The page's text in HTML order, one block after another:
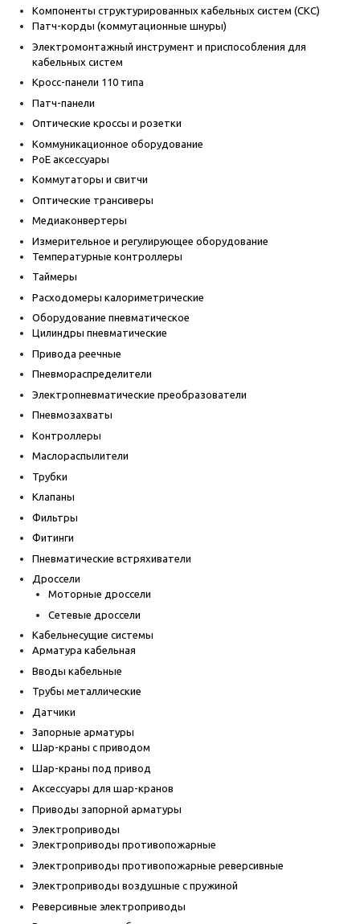
Компоненты структурированных кабельных систем (СКС)
Патч-корды (коммутационные шнуры)
Электромонтажный инструмент и приспособления для
кабельных систем
Кросс-панели 110 типа
Патч-панели
Оптические кроссы и розетки
Коммуникационное оборудование
PoE аксессуары
Коммутаторы и свитчи
Оптические трансиверы
Медиаконвертеры
Измерительное и регулирующее оборудование
Температурные контроллеры
Таймеры
Расходомеры калориметрические
Оборудование пневматическое
Цилиндры пневматические
Привода реечные
Пневмораспределители
Электропневматические преобразователи
Пневмозахваты
Контроллеры
Маслораспылители
Трубки
Клапаны
Фильтры
Фитинги
Пневматические встряхиватели
Дроссели
Моторные дроссели
Сетевые дроссели
Кабельнесущие системы
Арматура кабельная
Вводы кабельные
Трубы металлические
Датчики
Запорные арматуры
Шар-краны с приводом
Шар-краны под привод
Аксессуары для шар-кранов
Приводы запорной арматуры
Электроприводы
Электроприводы противопожарные
Электроприводы противопожарные реверсивные
Электроприводы воздушные с пружиной
Реверсивные электроприводы